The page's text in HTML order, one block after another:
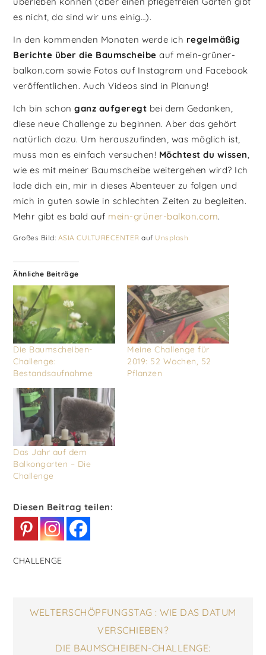
es nicht, da sind wir uns einig…).
In den kommenden Monaten werde ich regelmäßig
Berichte über die Baumscheibeauf mein-grüner-
balkon.com sowie Fotos auf Instagram und Facebook
veröffentlichen. Auch Videos sind in Planung!
Ich bin schonganz aufgeregt bei dem Gedanken,
diese neue Challenge zu beginnen. Aber das gehört
natürlich dazu. Um herauszufinden, was möglich ist,
muss man es einfach versuchen! Möchtest du wissen,
wie es mit meiner Baumscheibe weitergehen wird? Ich
lade dich ein, mir in dieses Abenteuer zu folgen und
mich in guten sowie in schlechten Zeiten zu begleiten.
Mehr gibt es bald auf mein-grüner-balkon.com.
Großes Bild: ASIA CULTURECENTER auf Unsplash
Ähnliche Beiträge
Die Baumscheiben-
Challenge:
Bestandsaufnahme
Meine Challenge für
2019: 52 Wochen, 52
Pflanzen
Das Jahr auf dem
Balkongarten – Die
Challenge
Diesen Beitrag teilen:
CHALLENGE
WELTERSCHÖPFUNGSTAG : WIE DAS DATUM
VERSCHIEBEN?
DIE BAUMSCHEIBEN-CHALLENGE: